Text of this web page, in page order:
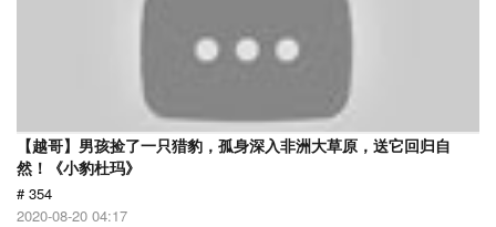
【越哥】男孩捡了一只猎豹，孤身深入非洲大草原，送它回归自
然！《小豹杜玛》
# 354
2020-08-20 04:17